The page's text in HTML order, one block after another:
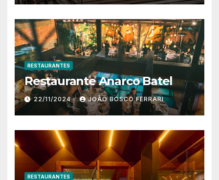
RESTAURANTES
Restaurante Anarco Batel
22/11/2024 JOÃO BOSCO FERRARI
RESTAURANTES